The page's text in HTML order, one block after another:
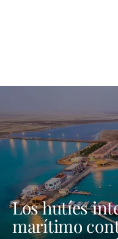
Los hutíes
marítimo